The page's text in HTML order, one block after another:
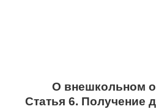
О внешкольном
Статья 6. Получение